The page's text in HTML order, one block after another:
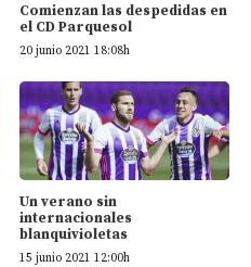
Comienzan las despedidas en
el CD Parquesol
20 junio 2021 18:08h
Un verano sin
internacionales
blanquivioletas
15 junio 2021 12:00h